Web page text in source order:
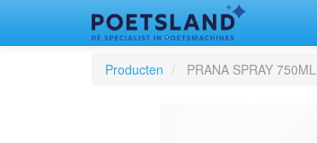
Producten PRANA SPRAY 750ML